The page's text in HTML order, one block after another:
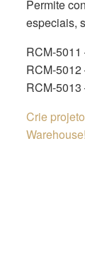
Permite
especiais,
RCM-
RCM-
RCM-
Crie